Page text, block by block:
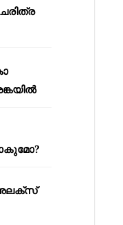
അലക്സ്